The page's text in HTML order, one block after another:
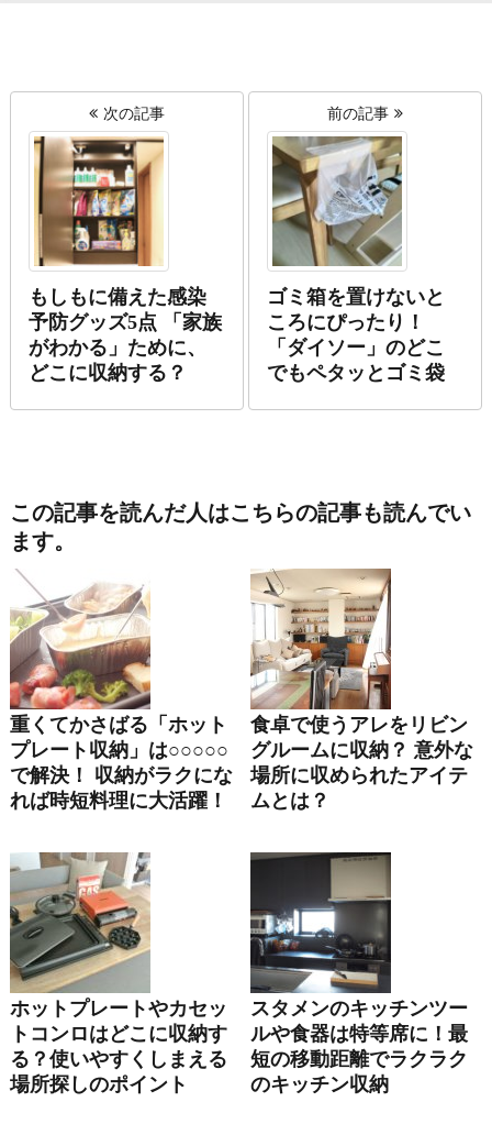
次の記事
もしもに備えた感染
予防グッズ5点 「家族
がわかる」ために、
どこに収納する？
前の記事
ゴミ箱を置けないと
ころにぴったり！
「ダイソー」のどこ
でもペタッとゴミ袋
この記事を読んだ人はこちらの記事も読んでい
ます。
重くてかさばる「ホット
プレート収納」は○○○○○
で解決！ 収納がラクにな
れば時短料理に大活躍！
食卓で使うアレをリビン
グルームに収納？ 意外な
場所に収められたアイテ
ムとは？
ホットプレートやカセッ
トコンロはどこに収納す
る？使いやすくしまえる
場所探しのポイント
スタメンのキッチンツー
ルや食器は特等席に！最
短の移動距離でラクラク
のキッチン収納